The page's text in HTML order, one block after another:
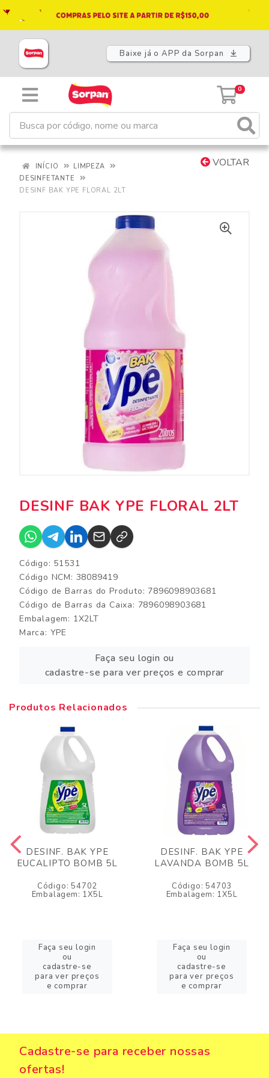
Baixe já o APP da Sorpan
0
VOLTAR
INÍCIO
LIMPEZA
DESINFETANTE
DESINF BAK YPE FLORAL 2LT
DESINF BAK YPE FLORAL 2LT
Código: 51531
Código NCM: 38089419
Código de Barras do Produto: 7896098903681
Código de Barras da Caixa: 7896098903681
Embalagem: 1X2LT
Marca: YPE
Faça seu login ou
cadastre-se para ver preços e comprar
Produtos Relacionados
DESINF. BAK YPE
EUCALIPTO BOMB 5L
Código: 54702
Embalagem: 1X5L
Faça seu login
ou
cadastre-se
para ver preços
e comprar
DESINF. BAK YPE
LAVANDA BOMB 5L
Código: 54703
Embalagem: 1X5L
Faça seu login
ou
cadastre-se
para ver preços
e comprar
Cadastre-se para receber nossas
ofertas!